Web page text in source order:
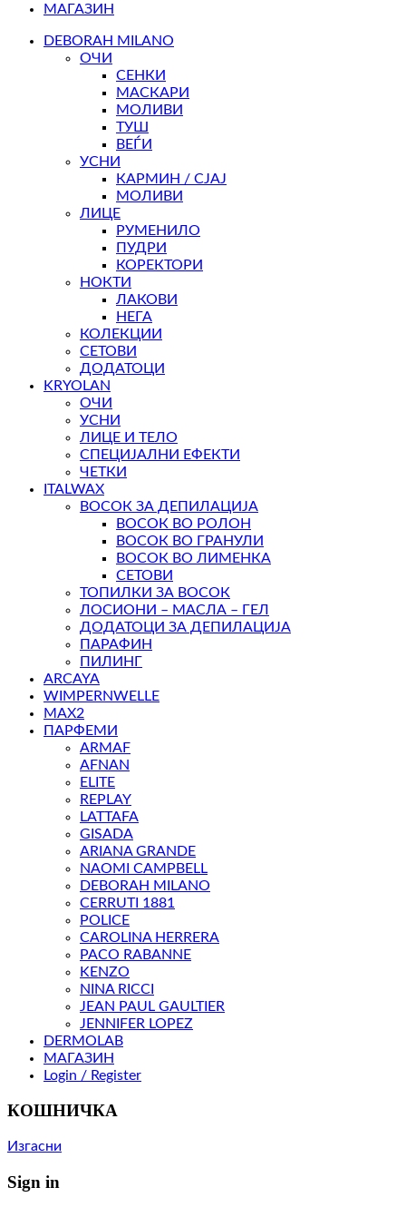
МАГАЗИН
DEBORAH MILANO
ОЧИ
СЕНКИ
МАСКАРИ
МОЛИВИ
ТУШ
ВЕЃИ
УСНИ
КАРМИН / СЈАЈ
МОЛИВИ
ЛИЦЕ
РУМЕНИЛО
ПУДРИ
КОРЕКТОРИ
НОКТИ
ЛАКОВИ
НЕГА
КОЛЕКЦИИ
СЕТОВИ
ДОДАТОЦИ
KRYOLAN
ОЧИ
УСНИ
ЛИЦЕ И ТЕЛО
СПЕЦИЈАЛНИ ЕФЕКТИ
ЧЕТКИ
ITALWAX
ВОСОК ЗА ДЕПИЛАЦИЈА
ВОСОК ВО РОЛОН
ВОСОК ВО ГРАНУЛИ
ВОСОК ВО ЛИМЕНКА
СЕТОВИ
ТОПИЛКИ ЗА ВОСОК
ЛОСИОНИ – МАСЛА – ГЕЛ
ДОДАТОЦИ ЗА ДЕПИЛАЦИЈА
ПАРАФИН
ПИЛИНГ
ARCAYA
WIMPERNWELLE
MAX2
ПАРФЕМИ
ARMAF
AFNAN
ELITE
REPLAY
LATTAFA
GISADA
ARIANA GRANDE
NAOMI CAMPBELL
DEBORAH MILANO
CERRUTI 1881
POLICE
CAROLINA HERRERA
PACO RABANNE
KENZO
NINA RICCI
JEAN PAUL GAULTIER
JENNIFER LOPEZ
DERMOLAB
МАГАЗИН
Login / Register
КОШНИЧКА
Изгасни
Sign in